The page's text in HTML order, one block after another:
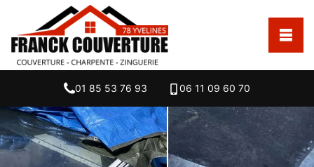
01 85 53 76 93 06 11 09 60 70